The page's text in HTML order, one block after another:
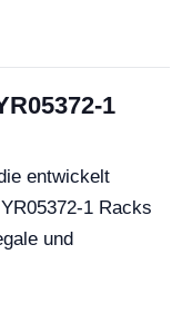
1
entwickelt
1 Racks
und